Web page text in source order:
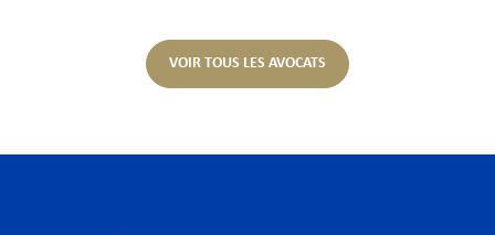
VOIR TOUS LES AVOCATS